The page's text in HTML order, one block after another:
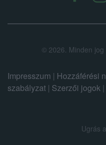
© 2026. Minden
Impresszum | Hozzáférési
szabályzat | Szerzői jogok |
Ugrás